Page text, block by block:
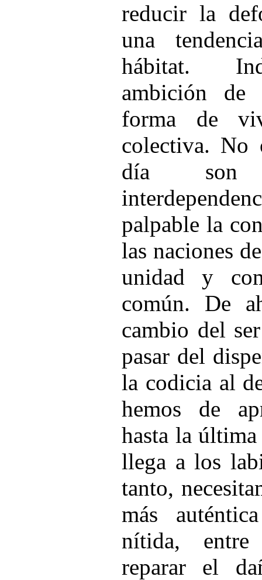
reducir la
una
hábitat.
ambición de
forma de
colectiva. No
día son
palpable la
las naciones
unidad y
común. De
cambio del
pasar del
la codicia al
hemos de
hasta la
llega a los
tanto,
más
nítida,
reparar el